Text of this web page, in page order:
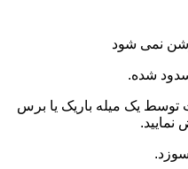
شده.
یک میله باریک یا برس
نمایید.